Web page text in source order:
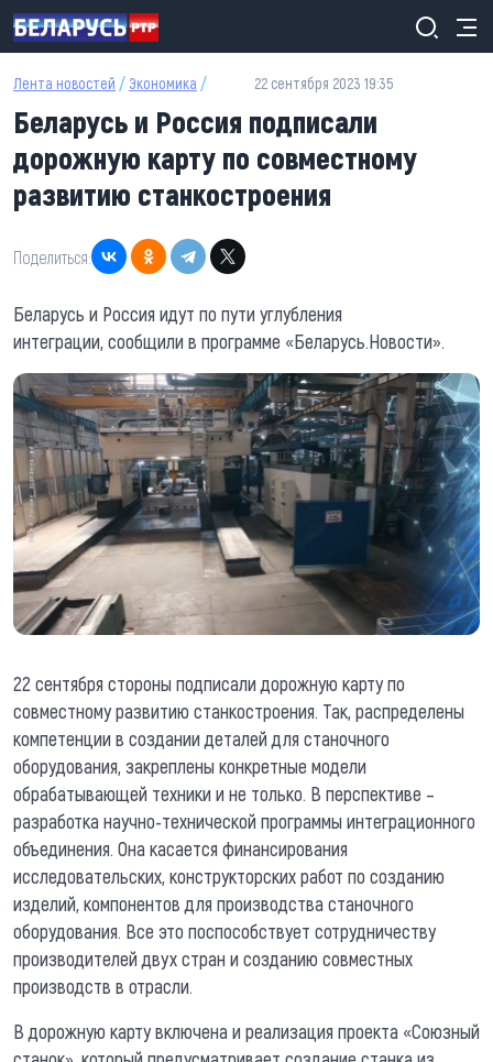
Перейти к основному содержанию
Лента новостей / Экономика / 22 сентября 2023 19:35
Беларусь и Россия подписали
дорожную карту по совместному
развитию станкостроения
Поделиться:
Беларусь и Россия идут по пути углубления
интеграции,сообщили в программе «Беларусь.Новости».
22 сентября стороны подписали дорожную карту по
совместному развитию станкостроения. Так, распределены
компетенции в создании деталей для станочного
оборудования, закреплены конкретные модели
обрабатывающей техники и не только. В перспективе –
разработка научно-технической программы интеграционного
объединения. Она касается финансирования
исследовательских, конструкторских работ по созданию
изделий, компонентов для производства станочного
оборудования. Все это поспособствует сотрудничеству
производителей двух стран и созданию совместных
производств в отрасли.
В дорожную карту включена и реализация проекта «Союзный